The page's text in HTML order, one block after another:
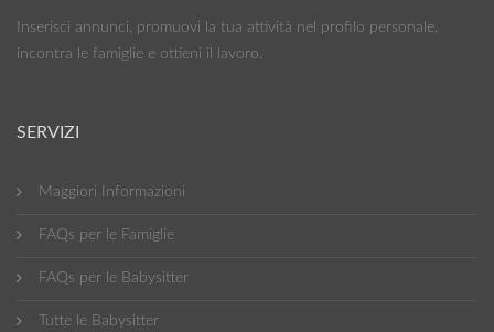
Inserisci annunci, promuovi la tua attività nel profilo personale,
incontra le famiglie e ottieni il lavoro.
SERVIZI
Maggiori Informazioni
FAQs per le Famiglie
FAQs per le Babysitter
Tutte le Babysitter